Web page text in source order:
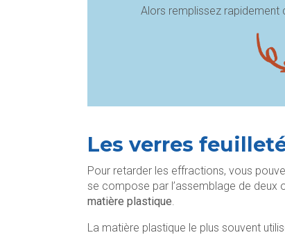
Alors remplissez rapidement
Les verres
Pour retarder les effractions, vous
se compose par l’assemblage de deux
matière plastique.
La matière plastique le plus souvent